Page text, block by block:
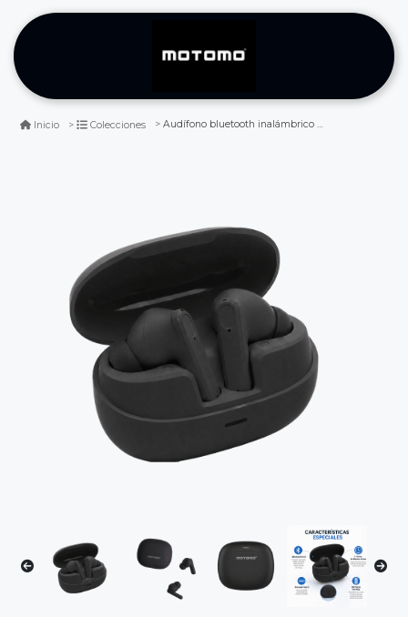
Inicio Colecciones Audífono bluetooth inalámbrico motomo mo-bl145 negro 5h sonido hd